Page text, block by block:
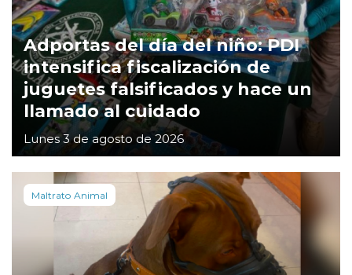
Adportas del día del niño: PDI
intensifica fiscalización de
juguetes falsificados y hace un
llamado al cuidado
Lunes 3 de agosto de 2026
Maltrato Animal